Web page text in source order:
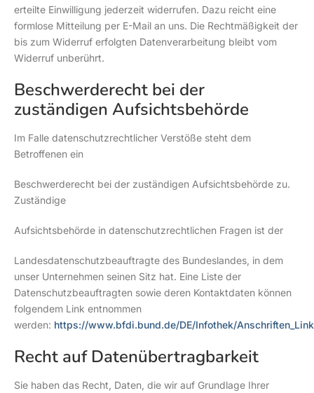
erteilte Einwilligung jederzeit widerrufen. Dazu reicht eine
formlose Mitteilung per E-Mail an uns. Die Rechtmäßigkeit der
bis zum Widerruf erfolgten Datenverarbeitung bleibt vom
Widerruf unberührt.
Beschwerderecht bei der
zuständigen Aufsichtsbehörde
Im Falle datenschutzrechtlicher Verstöße steht dem
Betroffenen ein
Beschwerderecht bei der zuständigen Aufsichtsbehörde zu.
Zuständige
Aufsichtsbehörde in datenschutzrechtlichen Fragen ist der
Landesdatenschutzbeauftragte des Bundeslandes, in dem
unser Unternehmen seinen Sitz hat. Eine Liste der
Datenschutzbeauftragten sowie deren Kontaktdaten können
folgendem Link entnommen
werden: https://www.bfdi.bund.de/DE/Infothek/
Recht auf Datenübertragbarkeit
Sie haben das Recht, Daten, die wir auf Grundlage Ihrer